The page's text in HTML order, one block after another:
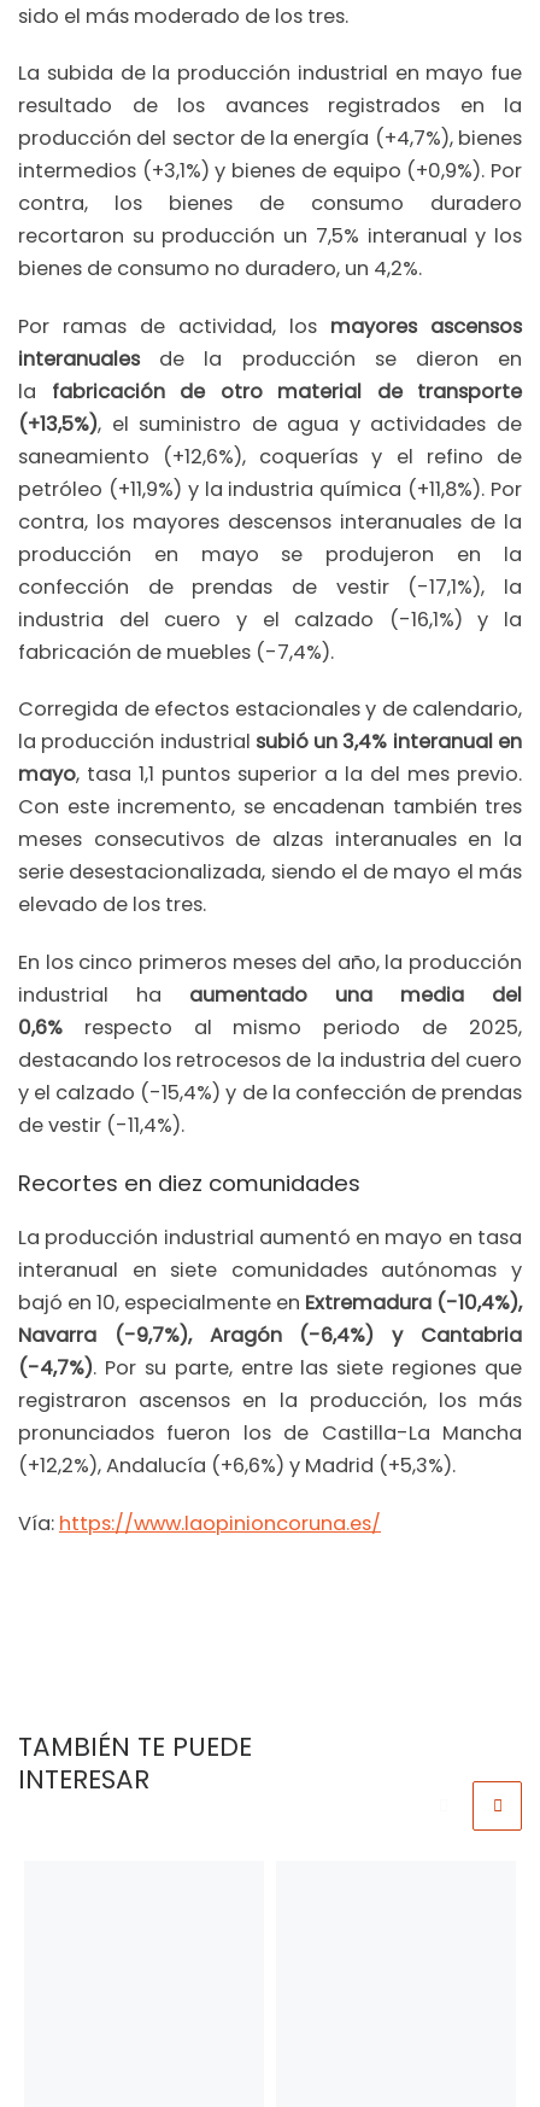
sido el más moderado de los tres.
La subida de la producción industrial en mayo fue
resultado de los avances registrados en la
producción del sector de la energía (+4,7%), bienes
intermedios (+3,1%) y bienes de equipo (+0,9%). Por
contra, los bienes de consumo duradero
recortaron su producción un 7,5% interanual y los
bienes de consumo no duradero, un 4,2%.
Por ramas de actividad, los mayores ascensos
interanuales de la producción se dieron en
la fabricación de otro material de transporte
(+13,5%), el suministro de agua y actividades de
saneamiento (+12,6%), coquerías y el refino de
petróleo (+11,9%) y la industria química (+11,8%). Por
contra, los mayores descensos interanuales de la
producción en mayo se produjeron en la
confección de prendas de vestir (-17,1%), la
industria del cuero y el calzado (-16,1%) y la
fabricación de muebles (-7,4%).
Corregida de efectos estacionales y de calendario,
la producción industrial subió un 3,4% interanual en
mayo, tasa 1,1 puntos superior a la del mes previo.
Con este incremento, se encadenan también tres
meses consecutivos de alzas interanuales en la
serie desestacionalizada, siendo el de mayo el más
elevado de los tres.
En los cinco primeros meses del año, la producción
industrial ha aumentado una media del
0,6% respecto al mismo periodo de 2025,
destacando los retrocesos de la industria del cuero
y el calzado (-15,4%) y de la confección de prendas
de vestir (-11,4%).
Recortes en diez comunidades
La producción industrial aumentó en mayo en tasa
interanual en siete comunidades autónomas y
bajó en 10, especialmente en Extremadura (-10,4%),
Navarra (-9,7%), Aragón (-6,4%) y Cantabria
(-4,7%). Por su parte, entre las siete regiones que
registraron ascensos en la producción, los más
pronunciados fueron los de Castilla-La Mancha
(+12,2%), Andalucía (+6,6%) y Madrid (+5,3%).
Vía: https://www.laopinioncoruna.es/
TAMBIÉN TE PUEDE
INTERESAR